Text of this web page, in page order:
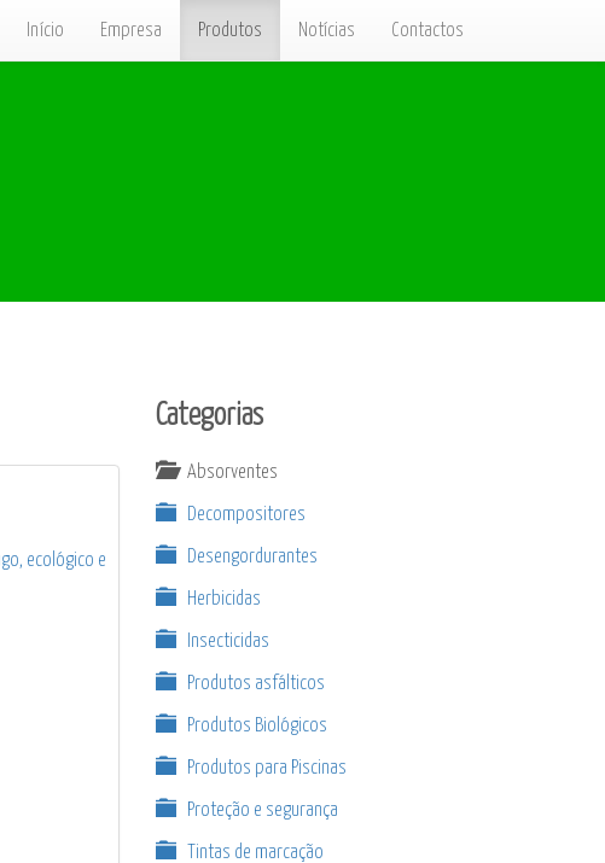
Início Empresa Produtos Notícias Contactos
ecológico e
Categorias
Absorventes
Decompositores
Desengordurantes
Herbicidas
Insecticidas
Produtos asfálticos
Produtos Biológicos
Produtos para Piscinas
Proteção e segurança
Tintas de marcação